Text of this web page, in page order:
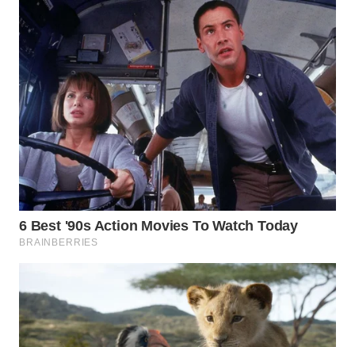
NUSANTARA
WN
JOGJA
WN
JATIM
WN
BALI
KALTENG